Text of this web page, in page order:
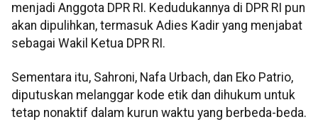
menjadi Anggota DPR RI. Kedudukannya di DPR RI pun
akan dipulihkan, termasuk Adies Kadir yang menjabat
sebagai Wakil Ketua DPR RI.
Sementara itu, Sahroni, Nafa Urbach, dan Eko Patrio,
diputuskan melanggar kode etik dan dihukum untuk
tetap nonaktif dalam kurun waktu yang berbeda-beda.